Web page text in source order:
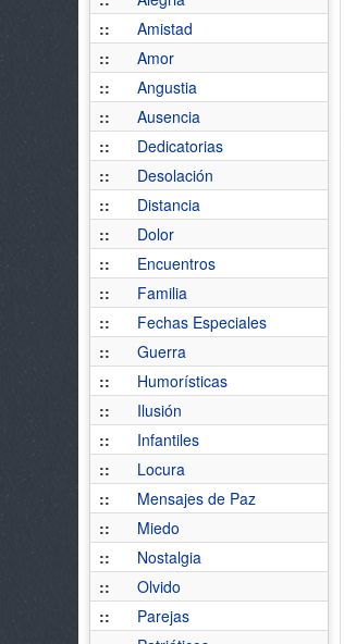
::
Amistad
::
Amor
::
Angustia
::
Ausencia
::
Dedicatorias
::
Desolación
::
Distancia
::
Dolor
::
Encuentros
::
Familia
::
Fechas Especiales
::
Guerra
::
Humorísticas
::
Ilusión
::
Infantiles
::
Locura
::
Mensajes de Paz
::
Miedo
::
Nostalgia
::
Olvido
::
Parejas